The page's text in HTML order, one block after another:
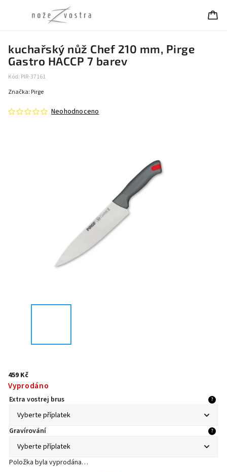
kuchařský nůž Chef 210 mm, Pirge
Gastro HACCP 7 barev
Kód: PIR-37161
Neohodnoceno
Značka: Pirge
459 Kč
Vyprodáno
Extra vostrej brus ?
Gravírování ?
Položka byla vyprodána…